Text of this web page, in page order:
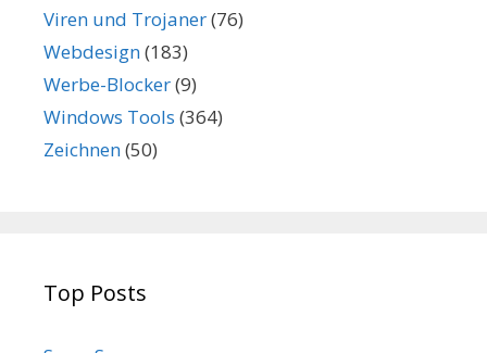
Viren und Trojaner(76)
Webdesign(183)
Werbe-Blocker(9)
Windows Tools (364)
Zeichnen(50)
Top Posts